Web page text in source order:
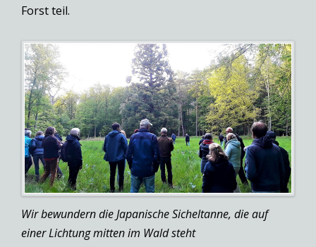
Forst teil.
Wir bewundern die Japanische Sicheltanne, die auf
einer Lichtung mitten im Wald steht